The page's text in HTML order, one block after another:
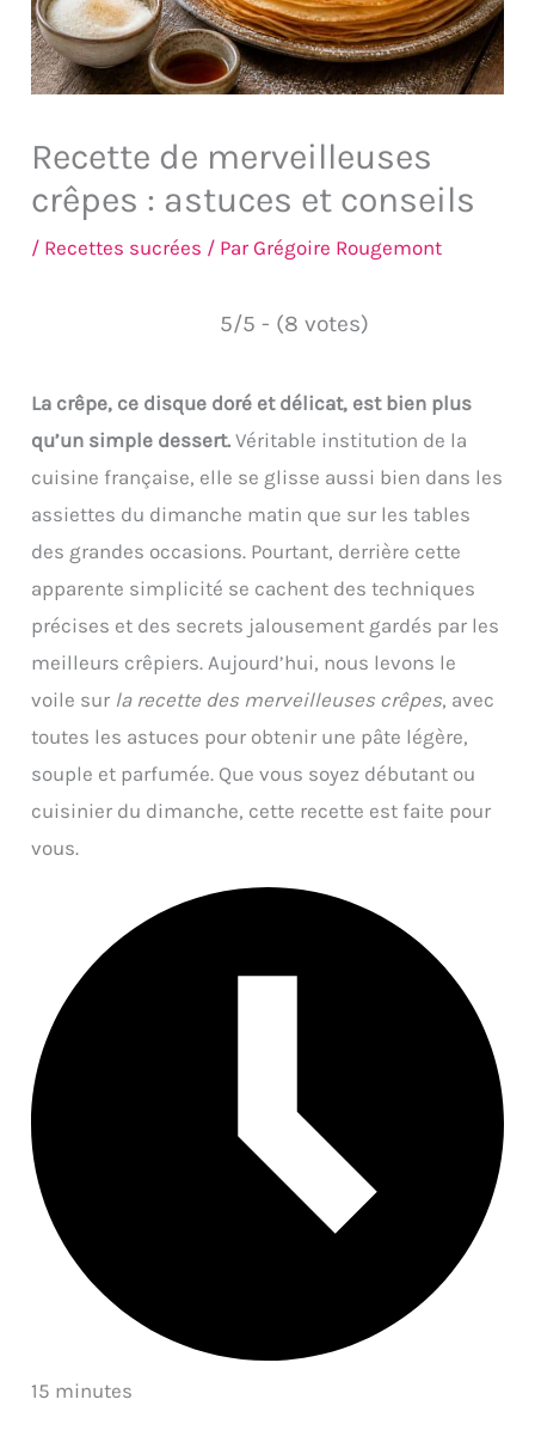
Recette de merveilleuses
crêpes : astuces et conseils
/ Recettes sucrées / ParGrégoire Rougemont
5/5 - (8 votes)
La crêpe, ce disque doré et délicat, est bien plus
qu’un simple dessert. Véritable institution de la
cuisine française, elle se glisse aussi bien dans les
assiettes du dimanche matin que sur les tables
des grandes occasions. Pourtant, derrière cette
apparente simplicité se cachent des techniques
précises et des secrets jalousement gardés par les
meilleurs crêpiers. Aujourd’hui, nous levons le
voile sur la recette des merveilleuses crêpes, avec
toutes les astuces pour obtenir une pâte légère,
souple et parfumée. Que vous soyez débutant ou
cuisinier du dimanche, cette recette est faite pour
vous.
15 minutes